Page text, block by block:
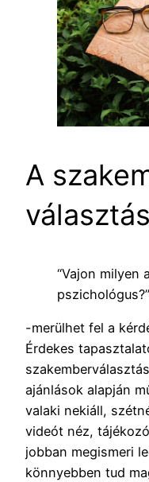
A
“Vajon milyen
pszichológus?”
-merülhet fel a
Érdekes
ajánlások alapján
valaki nekiáll,
videót néz,
jobban megismeri
könnyebben tud